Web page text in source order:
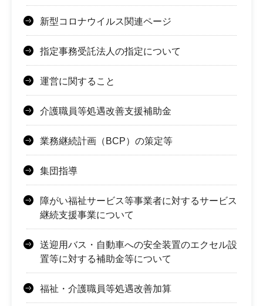
新型コロナウイルス関連ページ
指定事務受託法人の指定について
運営に関すること
介護職員等処遇改善支援補助金
業務継続計画（BCP）の策定等
集団指導
障がい福祉サービス等事業者に対するサービス
継続支援事業について
送迎用バス・自動車への安全装置のエクセル設
置等に対する補助金等について
福祉・介護職員等処遇改善加算